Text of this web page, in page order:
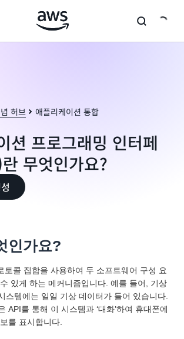
허브 애플리케이션 통합
션 프로그래밍 인터페
무엇인가요?
인가요?
토콜 집합을 사용하여 두 소프트웨어 구성 요
있게 하는 메커니즘입니다. 예를 들어, 기상
스템에는 일일 기상 데이터가 들어 있습니다.
API를 통해 이 시스템과 ‘대화’하여 휴대폰에
를 표시합니다.